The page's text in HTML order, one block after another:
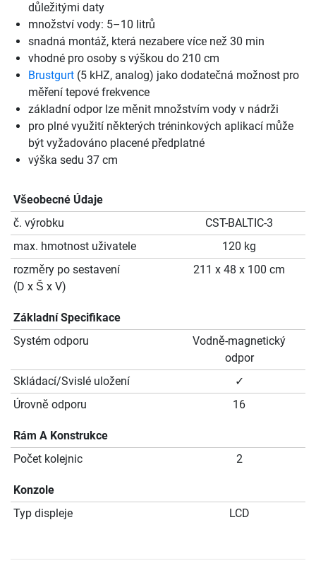
důležitými daty
množství vody: 5–10 litrů
snadná montáž, která nezabere více než 30 min
vhodné pro osoby s výškou do 210 cm
Brustgurt (5 kHZ, analog) jako dodatečná možnost pro
měření tepové frekvence
základní odpor lze měnit množstvím vody v nádrži
pro plné využití některých tréninkových aplikací může
být vyžadováno placené předplatné
výška sedu 37 cm
Všeobecné Údaje
č. výrobku
CST-BALTIC-3
max. hmotnost uživatele
120 kg
rozměry po sestavení
(D x Š x V)
211 x 48 x 100 cm
Základní Specifikace
Systém odporu
Vodně-magnetický
odpor
Skládací/Svislé uložení
✓
Úrovně odporu
16
Rám A Konstrukce
Počet kolejnic
2
Konzole
Typ displeje
LCD